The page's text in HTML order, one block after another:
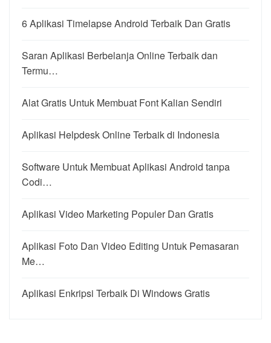
6 Aplikasi Timelapse Android Terbaik Dan Gratis
Saran Aplikasi Berbelanja Online Terbaik dan
Termu…
Alat Gratis Untuk Membuat Font Kalian Sendiri
Aplikasi Helpdesk Online Terbaik di Indonesia
Software Untuk Membuat Aplikasi Android tanpa
Codi…
Aplikasi Video Marketing Populer Dan Gratis
Aplikasi Foto Dan Video Editing Untuk Pemasaran
Me…
Aplikasi Enkripsi Terbaik Di Windows Gratis